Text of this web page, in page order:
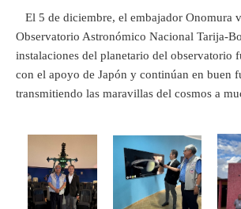
El 5 de diciembre, el embajador Onomura
Observatorio Astronómico Nacional Tarija-
instalaciones del planetario del observatorio
con el apoyo de Japón y continúan en buen
transmitiendo las maravillas del cosmos a